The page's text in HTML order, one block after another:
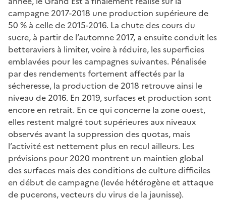
campagne 2017-2018 une production supérieure de
50 % à celle de 2015-2016. La chute des cours du
sucre, à partir de l’automne 2017, a ensuite conduit les
betteraviers à limiter, voire à réduire, les superficies
emblavées pour les campagnes suivantes. Pénalisée
par des rendements fortement affectés par la
sécheresse, la production de 2018 retrouve ainsi le
niveau de 2016. En 2019, surfaces et production sont
encore en retrait. En ce qui concerne la zone ouest,
elles restent malgré tout supérieures aux niveaux
observés avant la suppression des quotas, mais
l’activité est nettement plus en recul ailleurs. Les
prévisions pour 2020 montrent un maintien global
des surfaces mais des conditions de culture difficiles
en début de campagne (levée hétérogène et attaque
de pucerons, vecteurs du virus de la jaunisse).